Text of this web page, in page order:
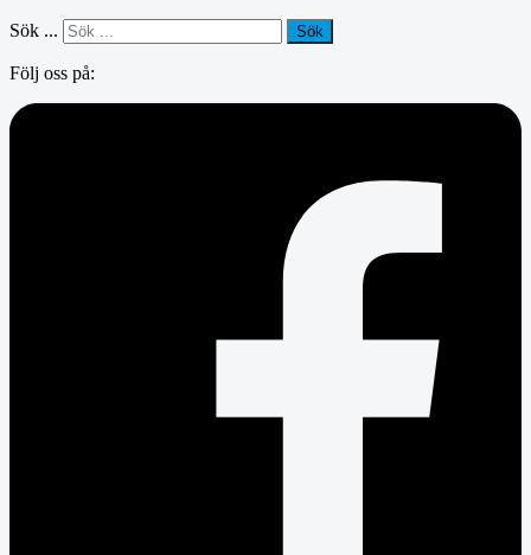
Sök ... Sök
Följ oss på: